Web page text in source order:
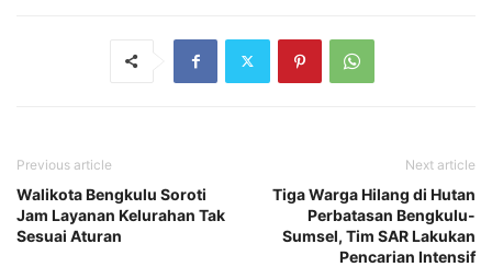
Previous article
Walikota Bengkulu Soroti
Jam Layanan Kelurahan Tak
Sesuai Aturan
Next article
Tiga Warga Hilang di Hutan
Perbatasan Bengkulu-
Sumsel, Tim SAR Lakukan
Pencarian Intensif